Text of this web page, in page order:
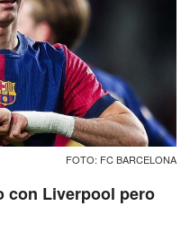
FOTO: FC BARCELONA
con Liverpool pero